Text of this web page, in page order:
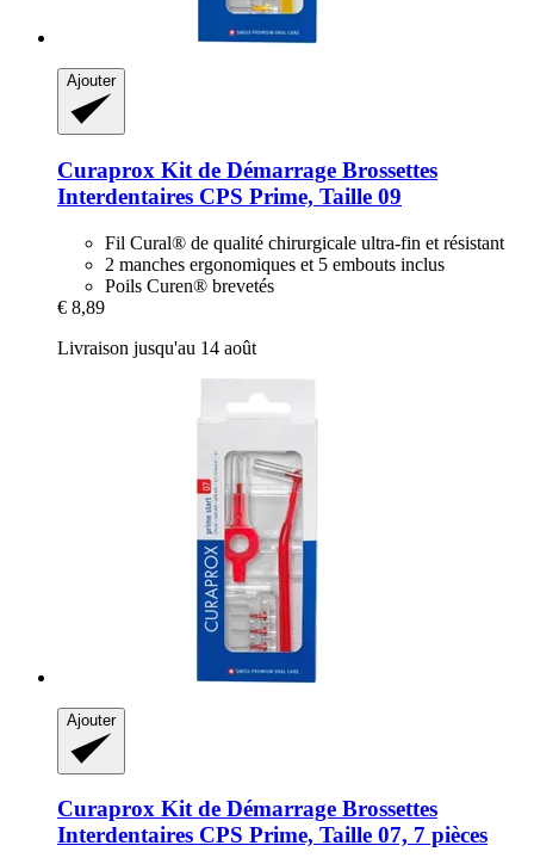
Ajouter
Curaprox Kit de Démarrage Brossettes
Interdentaires CPS Prime, Taille 09
Fil Cural® de qualité chirurgicale ultra-fin et résistant
2 manches ergonomiques et 5 embouts inclus
Poils Curen® brevetés
€ 8,89
Livraison jusqu'au 14 août
Ajouter
Curaprox Kit de Démarrage Brossettes
Interdentaires CPS Prime, Taille 07, 7 pièces